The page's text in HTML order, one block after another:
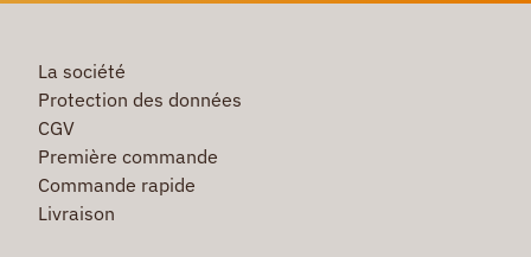
La société
Protection des données
CGV
Première commande
Commande rapide
Livraison